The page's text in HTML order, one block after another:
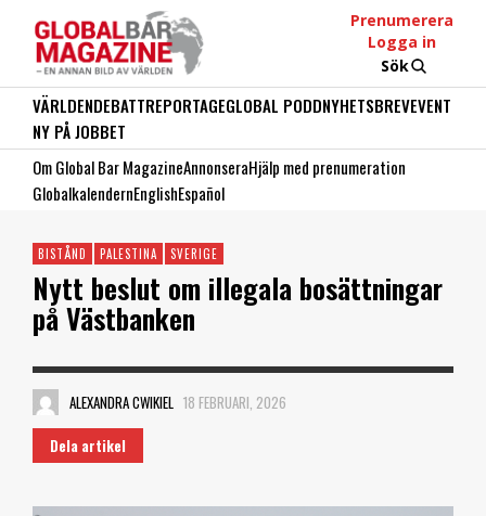
Prenumerera
Logga in
Sök
VÄRLDENDEBATTREPORTAGEGLOBAL PODDNYHETSBREVEVENT
NY PÅ JOBBET
Om Global Bar MagazineAnnonseraHjälp med prenumeration
GlobalkalendernEnglishEspañol
BISTÅND PALESTINA SVERIGE
Nytt beslut om illegala bosättningar
på Västbanken
ALEXANDRA CWIKIEL 18 FEBRUARI, 2026
Dela artikel